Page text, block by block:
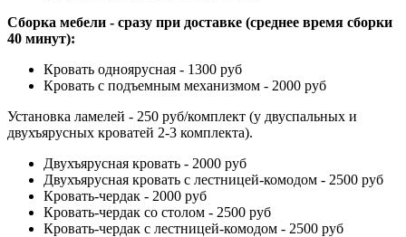
Сборка мебели - сразу при доставке (среднее время сборки
40 минут):
Кровать одноярусная - 1300 руб
Кровать с подъемным механизмом - 2000 руб
Установка ламелей - 250 руб/комплект (у двуспальных и
двухъярусных кроватей 2-3 комплекта).
Двухъярусная кровать - 2000 руб
Двухъярусная кровать с лестницей-комодом - 2500 руб
Кровать-чердак - 2000 руб
Кровать-чердак со столом - 2500 руб
Кровать-чердак с лестницей-комодом - 2500 руб